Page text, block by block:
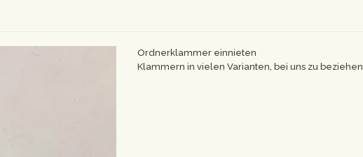
Ordnerklammer einnieten
Klammern in vielen Varianten, bei uns zu beziehen